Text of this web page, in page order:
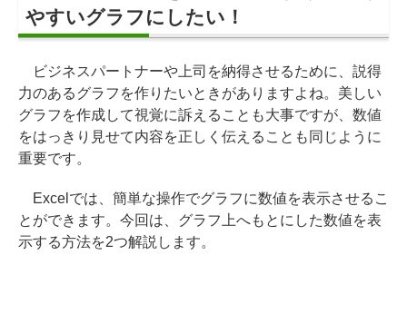
やすいグラフにしたい！
ビジネスパートナーや上司を納得させるために、説得
力のあるグラフを作りたいときがありますよね。美しい
グラフを作成して視覚に訴えることも大事ですが、数値
をはっきり見せて内容を正しく伝えることも同じように
重要です。
Excelでは、簡単な操作でグラフに数値を表示させるこ
とができます。今回は、グラフ上へもとにした数値を表
示する方法を2つ解説します。